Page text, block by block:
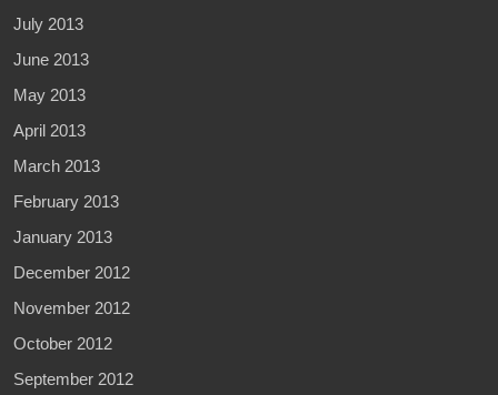
July 2013
June 2013
May 2013
April 2013
March 2013
February 2013
January 2013
December 2012
November 2012
October 2012
September 2012